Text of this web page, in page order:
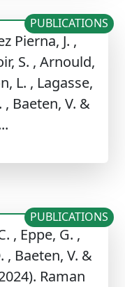
Pierna, J. ,
S. , Arnould,
L. , Lagasse,
, Baeten, V. &
PUBLICATIONS
, Eppe, G. ,
, Baeten, V. &
Raman
PUBLICATIONS